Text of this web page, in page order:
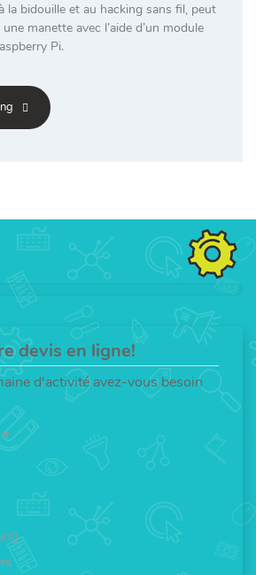
la bidouille et au hacking sans fil, peut
manette avec l’aide d’un module
Pi.
devis en ligne!
d'activité avez-vous besoin